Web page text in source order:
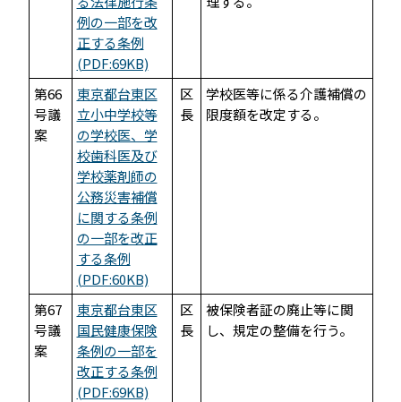
例の一部を改
正する条例
(PDF:69KB)
第66
号議
案
東京都台東区
立小中学校等
の学校医、学
校歯科医及び
学校薬剤師の
公務災害補償
に関する条例
の一部を改正
する条例
(PDF:60KB)
区
長
学校医等に係る介護補償の
限度額を改定する。
第67
号議
案
東京都台東区
国民健康保険
条例の一部を
改正する条例
(PDF:69KB)
区
長
被保険者証の廃止等に関
し、規定の整備を行う。